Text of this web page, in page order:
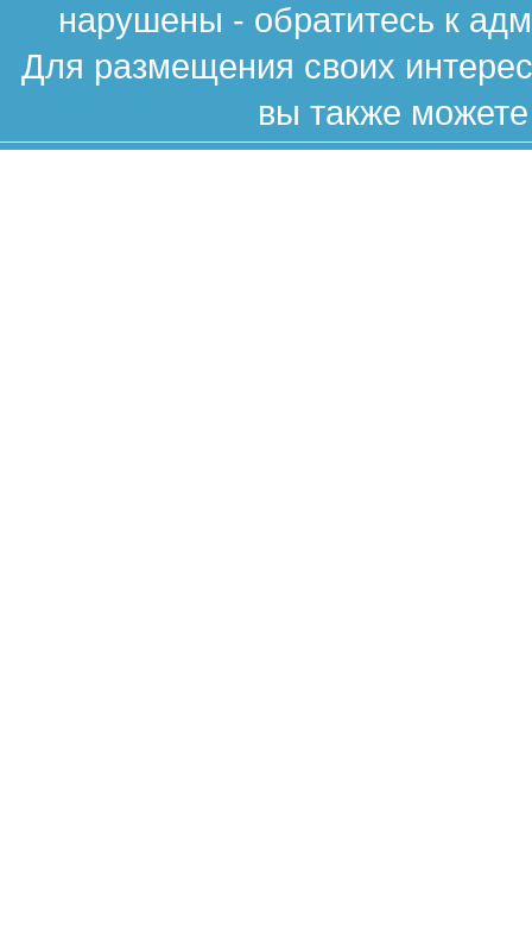
нарушены - обратитесь к
Для размещения своих
вы также